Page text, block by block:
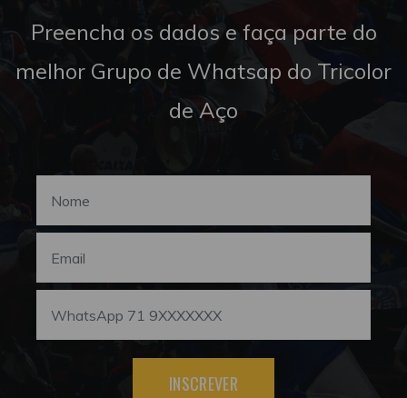
Preencha os dados e faça parte do
melhor Grupo de Whatsap do Tricolor
de Aço
INSCREVER